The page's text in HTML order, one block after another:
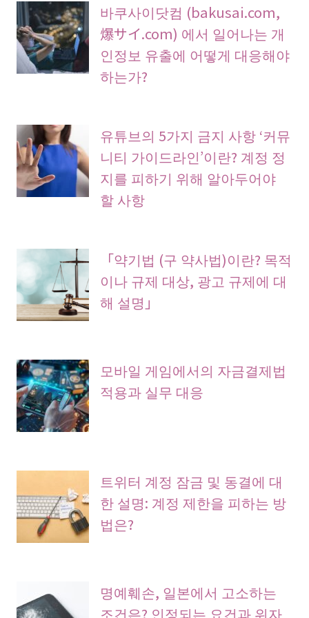
바쿠사이닷컴 (bakusai.com,
爆サイ.com) 에서 일어나는 개
인정보 유출에 어떻게 대응해야
하는가?
유튜브의 5가지 금지 사항 ‘커뮤
니티 가이드라인’이란? 계정 정
지를 피하기 위해 알아두어야
할 사항
「약기법 (구 약사법)이란? 목적
이나 규제 대상, 광고 규제에 대
해 설명」
모바일 게임에서의 자금결제법
적용과 실무 대응
트위터 계정 잠금 및 동결에 대
한 설명: 계정 제한을 피하는 방
법은?
명예훼손, 일본에서 고소하는
조건은? 인정되는 요건과 위자